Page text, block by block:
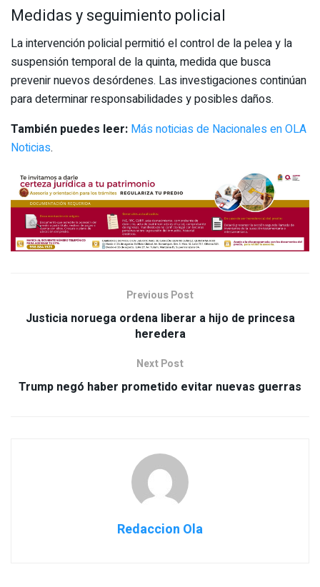
Medidas y seguimiento policial
La intervención policial permitió el control de la pelea y la
suspensión temporal de la quinta, medida que busca
prevenir nuevos desórdenes. Las investigaciones continúan
para determinar responsabilidades y posibles daños.
También puedes leer: Más noticias de Nacionales en OLA
Noticias.
Previous Post
Justicia noruega ordena liberar a hijo de princesa
heredera
Next Post
Trump negó haber prometido evitar nuevas guerras
Redaccion Ola